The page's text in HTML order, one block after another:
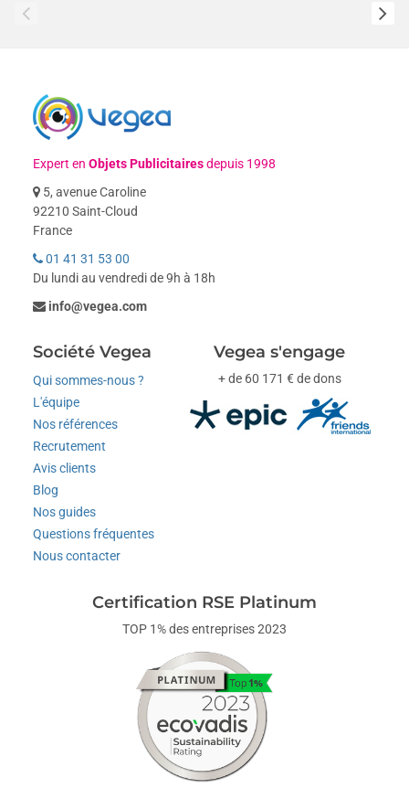
Expert enObjets Publicitairesdepuis 1998
5, avenue Caroline
92210 Saint-Cloud
France
01 41 31 53 00
Du lundi au vendredi de 9h à 18h
info@vegea.com
Société Vegea
Qui sommes-nous ?
L'équipe
Nos références
Recrutement
Avis clients
Blog
Nos guides
Questions fréquentes
Nous contacter
Vegea s'engage
+ de 60 171 € de dons
Certification RSE Platinum
TOP 1% des entreprises 2023